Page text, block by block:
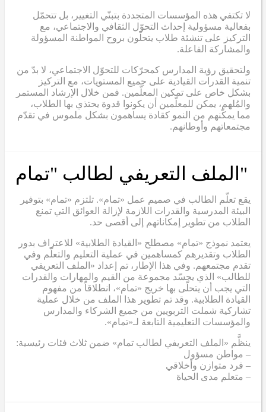
لا تكتفي هذه المؤسسات المتجددة بتبنّي التغيير، بل تتحمّل
بفعالية مسؤولية إحداث التحوّل الثقافي والاجتماعي، مع
التركيز على تنشئة طلاب يتحلّون بروح المواطنة المسؤولة
والمشاركة الفاعلة.
ولتحقيق رؤية المدارس كمحرّكات للتحوّل الاجتماعي، لا بدّ من
تنمية القدرات القيادية على جميع المستويات، مع التركيز
بشكل خاص على تمكين المعلّمين. فمن خلال الإرشاد المستمر
والمُلهم، يمكن للمعلّمين أن يكونوا قدوة يحتذي بها الطلاب،
مما يمكّنهم من النمو كقادة يساهمون بشكل ملموس في تقدّم
مجتمعاتهم وأوطانهم.
"الملف التعريفي لطالب "تمام
يقع تعلّم الطالب في صميم عمل «تمام». تلتزم «تمام» بتوفير
البيئة المدرسية والقدرات اللازمة لإزالة العوائق التي تمنع
الطلاب من تطوير إمكاناتهم إلى أقصى حد.
يعتمد نموذج «تمام» مصطلح «القيادة الطلابية» للاعتراف بدور
الطلاب وتقديرهم كمساهمين في عملية التعليم والتعلّم وفي
تقدم مجتمعهم. وفي هذا الإطار، تم إعداد «الملف التعريفي
للطالب» الذي يجسّد مجموعة من القيم والمهارات والقدرات
التي يجب أن يتحلّى بها خريج «تمام»، انطلاقاً من مفهوم
القيادة الطلابية. وقد تم تطوير هذا الملف من خلال عملية
تشاركية شملت التربويين من جميع الشركاء والمدارس
والمؤسسات التعليمية التابعة لـ«تمام».
ينظَّم «الملف التعريفي لطالب تمام» ضمن ثلاث فئات رئيسية:
– مواطن مسؤول
– فرد متوازن وأخلاقي
– متعلم مدى الحياة